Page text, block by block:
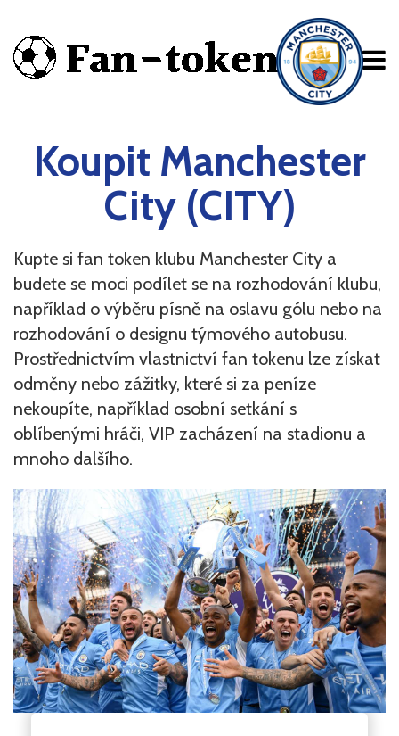
BETA
Koupit Manchester
City (CITY)
Kupte si fan token klubu Manchester City a
budete se moci podílet se na rozhodování klubu,
například o výběru písně na oslavu gólu nebo na
rozhodování o designu týmového autobusu.
Prostřednictvím vlastnictví fan tokenu lze získat
odměny nebo zážitky, které si za peníze
nekoupíte, například osobní setkání s
oblíbenými hráči, VIP zacházení na stadionu a
mnoho dalšího.